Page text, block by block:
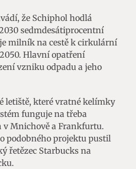
že Schiphol hodlá
sedmdesátiprocentní
milník na cestě k cirkulární
Hlavní opatření
vzniku odpadu a jeho
letiště, které vratné kelímky
funguje na třeba
Mnichově a Frankfurtu.
podobného projektu pustil
řetězec Starbucks na